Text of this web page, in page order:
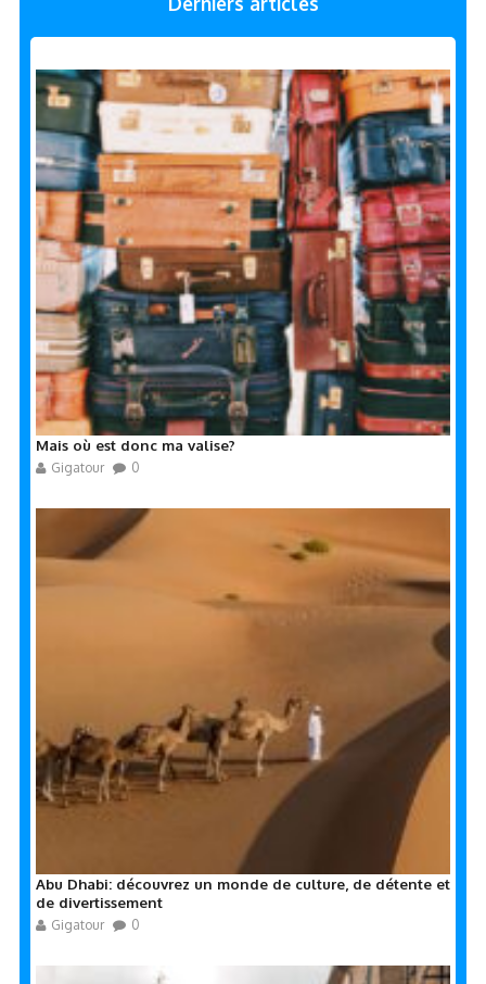
Mais où est donc ma valise?
Gigatour 0
Abu Dhabi: découvrez un monde de culture, de détente et
de divertissement
Gigatour 0